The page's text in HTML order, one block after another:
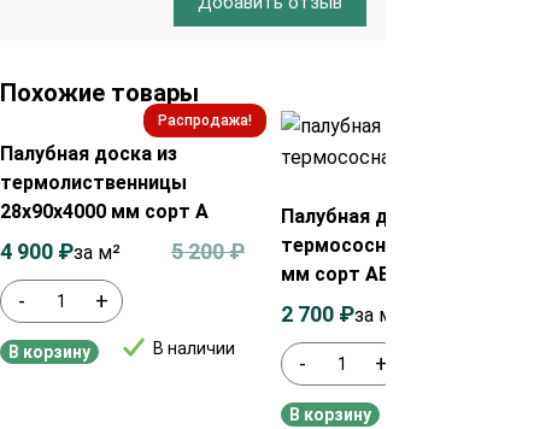
Похожие товары
Распродажа!
Палубная доска из
термолиственницы
28х90х4000 мм сорт А
- +
В наличии
5 200₽
4 900 ₽за м²
В корзину
Палубная доска из
термососны 30х140х3600
мм сорт АВ
- +
2 700 ₽за м²
В корзину